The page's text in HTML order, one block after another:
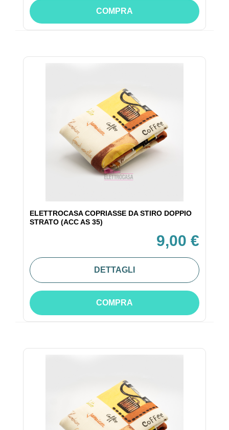
COMPRA
ELETTROCASA COPRIASSE DA STIRO DOPPIO
STRATO (ACC AS 35)
9,00 €
DETTAGLI
COMPRA